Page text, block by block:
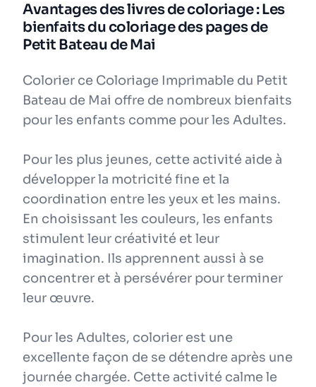
Avantages des livres de coloriage : Les
bienfaits du coloriage des pages de
Petit Bateau de Mai
Colorier ce Coloriage Imprimable du Petit
Bateau de Mai offre de nombreux bienfaits
pour les enfants comme pour les Adultes.
Pour les plus jeunes, cette activité aide à
développer la motricité fine et la
coordination entre les yeux et les mains.
En choisissant les couleurs, les enfants
stimulent leur créativité et leur
imagination. Ils apprennent aussi à se
concentrer et à persévérer pour terminer
leur œuvre.
Pour les Adultes, colorier est une
excellente façon de se détendre après une
journée chargée. Cette activité calme le